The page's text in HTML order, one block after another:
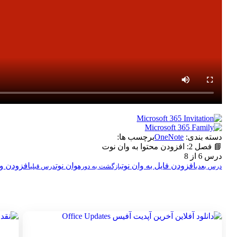
دسته بندی: OneNoteبرچسب ها:
📘 فصل 2: افزودن محتوا به وان نوت
درس 6 از 8
درس بعدیافزودن فایل به وان نوتبازگشت به دورهوان نوتدرس قبلیافزودن